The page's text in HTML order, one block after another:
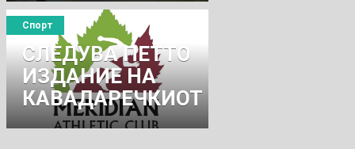
ТРОЈЦА
КАВАДАРЧАНИ
СЛЕДУВА ПЕТТО
ИЗДАНИЕ НА
КАВАДАРЕЧКИОТ
ПОЛУМАРАТОН.
Спорт